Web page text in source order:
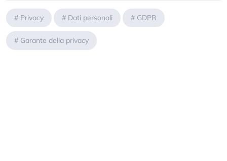
# Privacy # Dati personali # GDPR
# Garante della privacy